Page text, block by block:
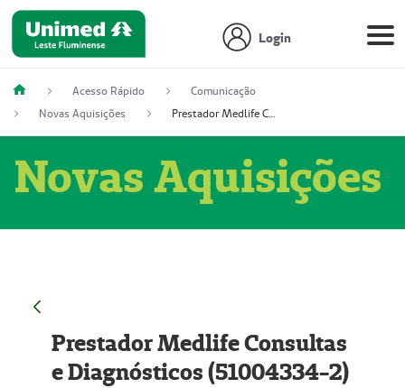
Login
Acesso Rápido
Comunicação
Novas Aquisições
Prestador Medlife Consultas e Diagnósticos (51004334-2)
Novas Aquisições
Prestador Medlife Consultas
e Diagnósticos (51004334-2)